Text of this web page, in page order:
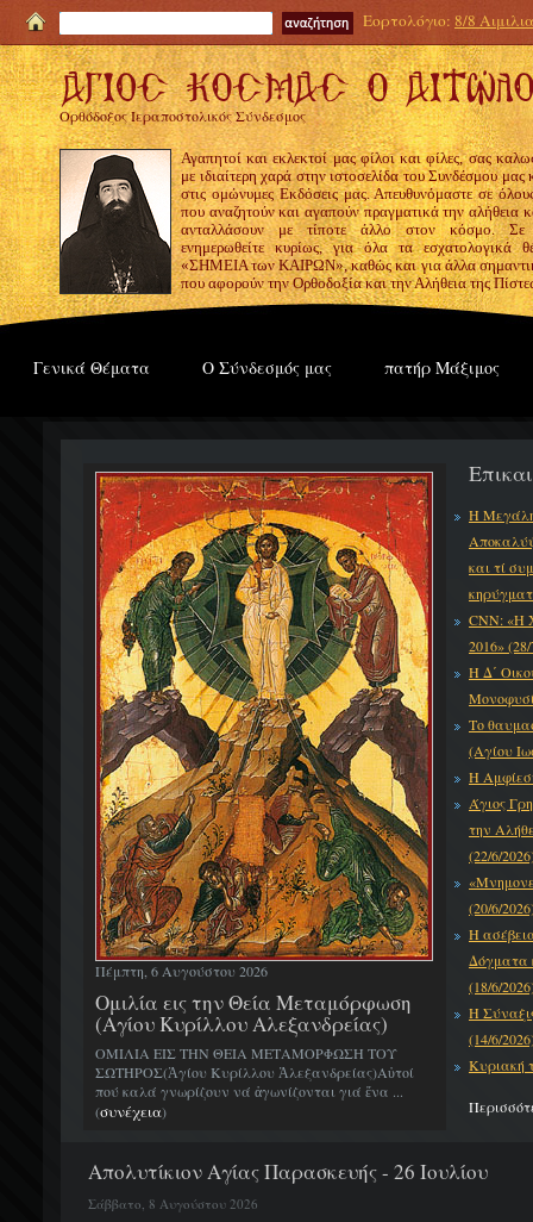
Εορτολόγιο: 8/8
Ορθόδοξος Ιεραποστολικός Σύνδεσμος
Αγαπητοί και εκλεκτοί μας φίλοι και φίλες, σας
με ιδιαίτερη χαρά στην ιστοσελίδα του Συνδέσμου μας
στις ομώνυμες Εκδόσεις μας. Απευθυνόμαστε σε
που αναζητούν και αγαπούν πραγματικά την αλήθεια
ανταλλάσουν με τίποτε άλλο στον κόσμο.
ενημερωθείτε κυρίως, για όλα τα εσχατολογικά
«ΣΗΜΕΙΑ των ΚΑΙΡΩΝ», καθώς και για άλλα
που αφορούν την Ορθοδοξία και την Αλήθεια της
Γενικά Θέματα Ο Σύνδεσμός μας πατήρ Μάξιμος
Πέμπτη, 6 Αυγούστου 2026
Ομιλία εις την Θεία Μεταμόρφωση
(Αγίου Κυρίλλου Αλεξανδρείας)
ΟΜΙΛΙΑ ΕΙΣ ΤΗΝ ΘΕΙΑ ΜΕΤΑΜΟΡΦΩΣΗ ΤΟΥ
ΣΩΤΗΡΟΣ(Ἁγίου Κυρίλλου Ἀλεξανδρείας)Αὐτοί
πού καλά γνωρίζουν νά ἀγωνίζονται γιά ἕνα ...
(συνέχεια)
Η Μεγάλη
και τί
CNN: «Η
2016»
Η Δ΄
Το
(Αγίου
Η
Άγιος
την
(22/6/
(20/6/
Η
Δόγματα
(18/6/
Η
(14/6/
Κυριακή
Απολυτίκιον Αγίας Παρασκευής - 26 Ιουλίου
Σάββατο, 8 Αυγούστου 2026